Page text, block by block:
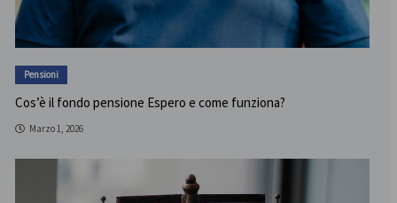
Pensioni
Cos’è il fondo pensione Espero e come funziona?
Marzo 1, 2026